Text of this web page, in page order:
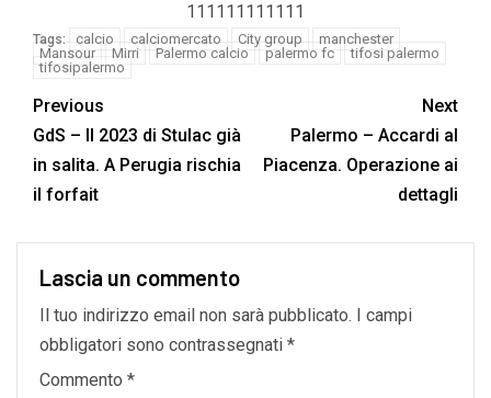
111111111111
Tags: calcio calciomercato City group
manchester
Mansour
Mirri Palermo calcio palermo fc
tifosi palermo
tifosipalermo
Previous
GdS – Il 2023 di Stulac già
in salita. A Perugia rischia
il forfait
Next
Palermo – Accardi al
Piacenza. Operazione ai
dettagli
Lascia un commento
Il tuo indirizzo email non sarà pubblicato.
I campi
obbligatori sono contrassegnati *
Commento *